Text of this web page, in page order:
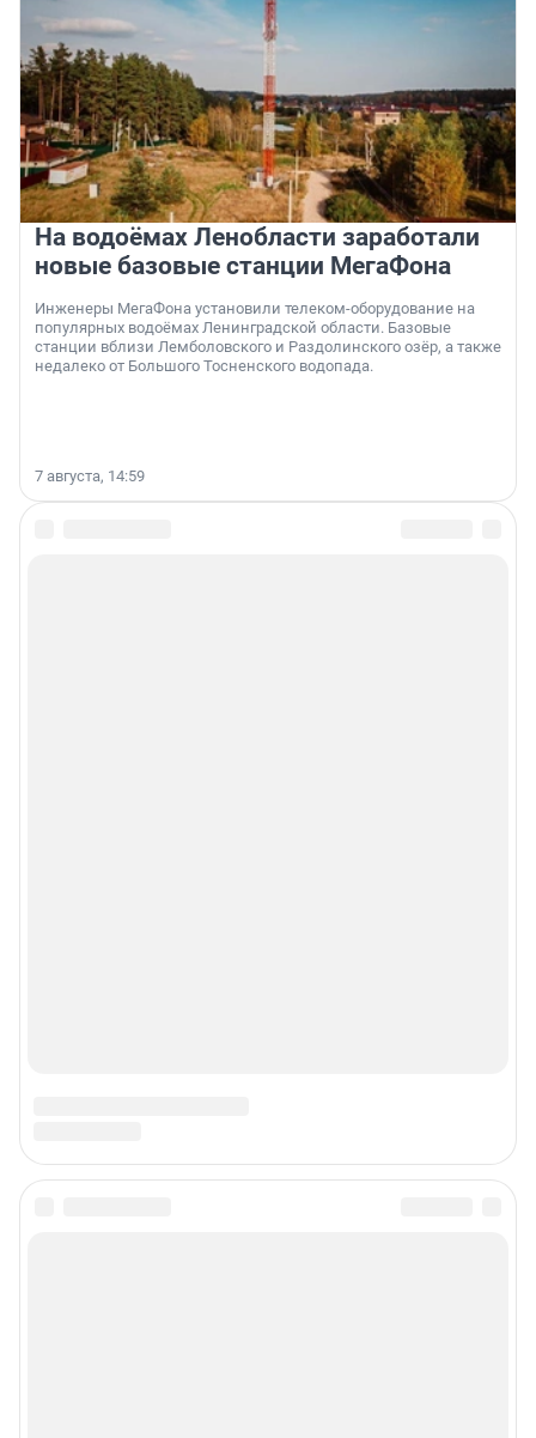
На водоёмах Ленобласти заработали
новые базовые станции МегаФона
Инженеры МегаФона установили телеком-оборудование на
популярных водоёмах Ленинградской области. Базовые
станции вблизи Лемболовского и Раздолинского озёр, а также
недалеко от Большого Тосненского водопада.
7 августа, 14:59